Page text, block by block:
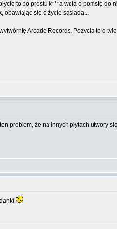
to po prostu k***a woła o pomstę do
obawiając się o życie sąsiada...
Arcade Records. Pozycja to o
problem, że na innych płytach utwory